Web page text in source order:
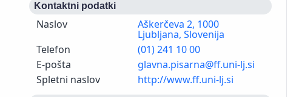
Kontaktni podatki
Naslov Aškerčeva 2, 1000
Ljubljana, Slovenija
Telefon
(01) 241 10 00
E-pošta
glavna.pisarna@ff.uni-lj.si
Spletni naslov
http://www.ff.uni-lj.si